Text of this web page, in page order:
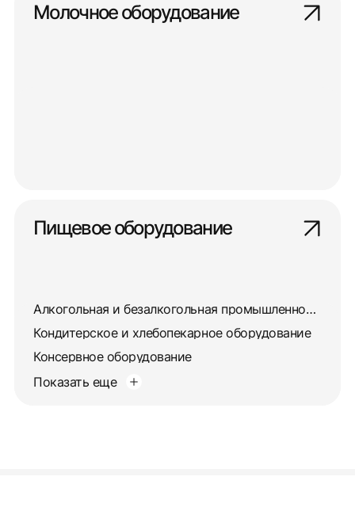
Молочное оборудование
Пищевое оборудование
Алкогольная и безалкогольная промышленность
Кондитерское и хлебопекарное оборудование
Консервное оборудование
Показать еще